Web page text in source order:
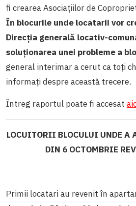
fi crearea Asociațiilor de
În blocurile unde locatarii vor
Direcția generală locativ-
soluționarea unei probleme a
general interimar a cerut ca toți
informați despre această trecere.
Întreg raportul poate fi accesat
LOCUITORII BLOCULUI UNDE A
DIN 6 OCTOMBRIE
Primii locatari au revenit în